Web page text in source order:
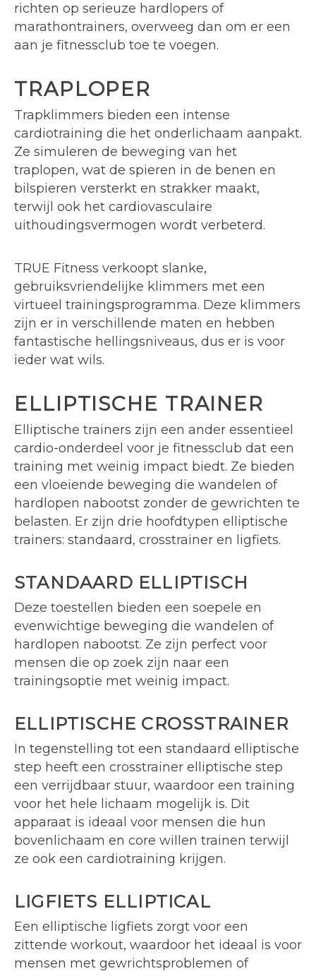
richten op serieuze hardlopers of
marathontrainers, overweeg dan om er een
aan je fitnessclub toe te voegen.
TRAPLOPER
Trapklimmers bieden een intense
cardiotraining die het onderlichaam aanpakt.
Ze simuleren de beweging van het
traplopen, wat de spieren in de benen en
bilspieren versterkt en strakker maakt,
terwijl ook het cardiovasculaire
uithoudingsvermogen wordt verbeterd.
TRUE Fitness verkoopt slanke,
gebruiksvriendelijke klimmers met een
virtueel trainingsprogramma. Deze klimmers
zijn er in verschillende maten en hebben
fantastische hellingsniveaus, dus er is voor
ieder wat wils.
ELLIPTISCHE TRAINER
Elliptische trainers zijn een ander essentieel
cardio-onderdeel voor je fitnessclub dat een
training met weinig impact biedt. Ze bieden
een vloeiende beweging die wandelen of
hardlopen nabootst zonder de gewrichten te
belasten. Er zijn drie hoofdtypen elliptische
trainers: standaard, crosstrainer en ligfiets.
STANDAARD ELLIPTISCH
Deze toestellen bieden een soepele en
evenwichtige beweging die wandelen of
hardlopen nabootst. Ze zijn perfect voor
mensen die op zoek zijn naar een
trainingsoptie met weinig impact.
ELLIPTISCHE CROSSTRAINER
In tegenstelling tot een standaard elliptische
step heeft een crosstrainer elliptische step
een verrijdbaar stuur, waardoor een training
voor het hele lichaam mogelijk is. Dit
apparaat is ideaal voor mensen die hun
bovenlichaam en core willen trainen terwijl
ze ook een cardiotraining krijgen.
LIGFIETS ELLIPTICAL
Een elliptische ligfiets zorgt voor een
zittende workout, waardoor het ideaal is voor
mensen met gewrichtsproblemen of